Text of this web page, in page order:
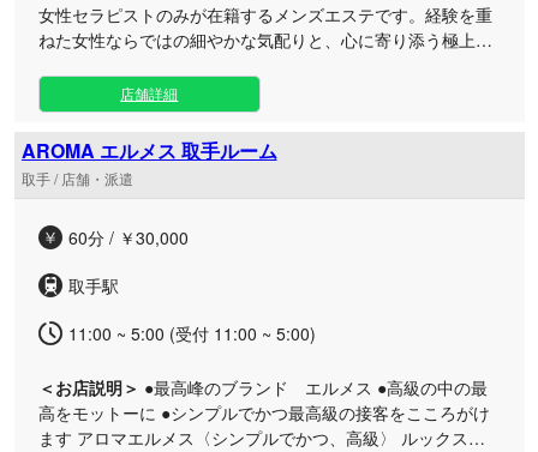
女性セラピストのみが在籍するメンズエステです。経験を重
ねた女性ならではの細やかな気配りと、心に寄り添う極上の
ジュグループが自信を持ってお届けする当サロンでは、日常
の慌ただしさを忘れさせる洗練されたプライベート空間をご
用意しております。 肌に触れる柔らかな感触と丁寧なトリー
トメントは、日々の疲れを芯から解きほぐし、心身ともに深
いリラックス状態へと導きます。ただ施術をするだけでな
約束いたします。 大人の男性にふさわしい、穏やかで上質な
しを心よりお待ち申し上げております。
店舗詳細
AROMA エルメス 取手ルーム
取手 / 店舗・派遣
60分 / ￥30,000
取手駅
11:00 ~ 5:00 (受付 11:00 ~ 5:00)
＜お店説明＞ ●最高峰のブランド エルメス ●高級の中の最
高をモットーに ●シンプルでかつ最高級の接客をこころがけ
ます アロマエルメス〈シンプルでかつ、高級〉 ルックスに